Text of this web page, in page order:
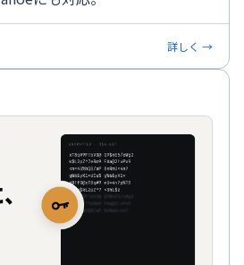
詳しく →